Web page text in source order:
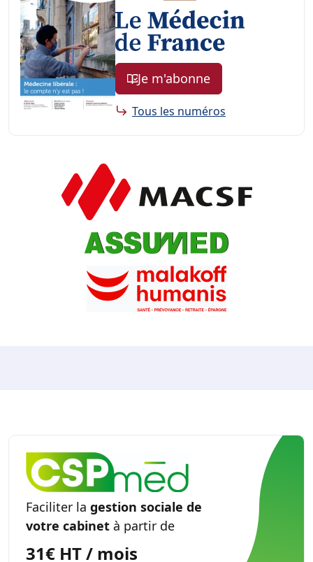
Je m'abonne
Tous les numéros
Faciliter la gestion sociale de
votre cabinet à partir de
31€ HT / mois